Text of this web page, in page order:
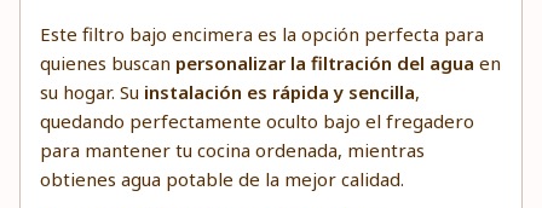
Este filtro bajo encimera es la opción perfecta para
quienes buscan personalizar la filtración del agua en
su hogar. Su instalación es rápida y sencilla,
quedando perfectamente oculto bajo el fregadero
para mantener tu cocina ordenada, mientras
obtienes agua potable de la mejor calidad.